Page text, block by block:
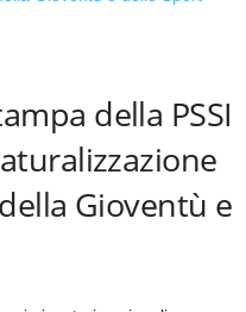
della PSSI
Gioventù e